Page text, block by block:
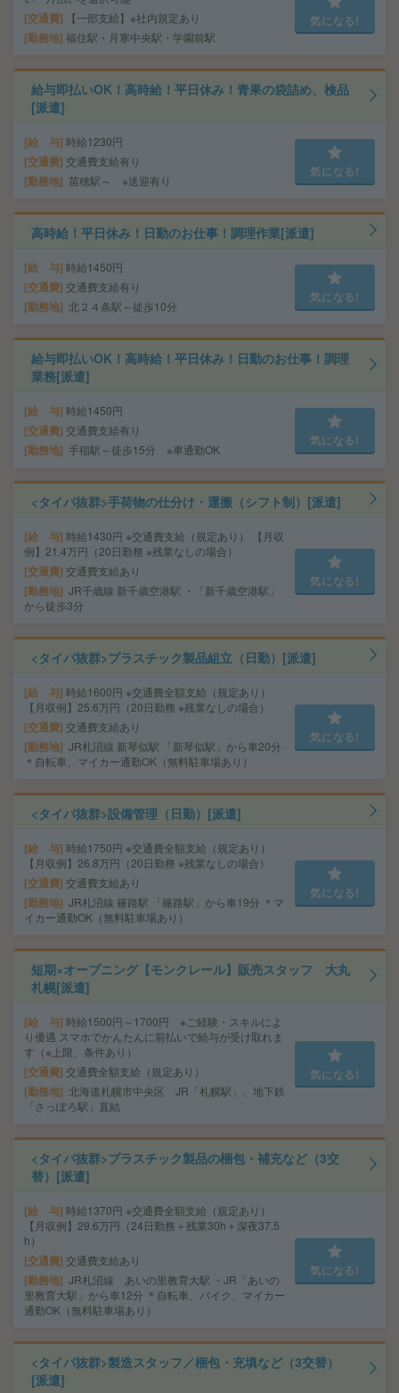
交通費 【一部支給】※社内規定あり
勤務地 福住駅・月寒中央駅・学園前駅
気になる!
給与即払いOK！高時給！平日休み！青果の袋詰め、検品
[派遣]
給 与 時給1230円
交通費 交通費支給有り
勤務地 苗穂駅～ ※送迎有り
気になる!
高時給！平日休み！日勤のお仕事！調理作業[派遣]
給 与 時給1450円
交通費 交通費支給有り
勤務地 北２４条駅～徒歩10分
気になる!
給与即払いOK！高時給！平日休み！日勤のお仕事！調理
業務[派遣]
給 与 時給1450円
交通費 交通費支給有り
勤務地 手稲駅～徒歩15分 ※車通勤OK
気になる!
<タイパ抜群>手荷物の仕分け・運搬（シフト制）[派遣]
給 与 時給1430円 ※交通費支給（規定あり） 【月収
例】21.4万円（20日勤務 ※残業なしの場合）
交通費 交通費支給あり
勤務地 JR千歳線 新千歳空港駅 ・「新千歳空港駅」
から徒歩3分
気になる!
<タイパ抜群>プラスチック製品組立（日勤）[派遣]
給 与 時給1600円 ※交通費全額支給（規定あり）
【月収例】25.6万円（20日勤務 ※残業なしの場合）
交通費 交通費支給あり
勤務地 JR札沼線 新琴似駅 「新琴似駅」から車20分
＊自転車、マイカー通勤OK（無料駐車場あり）
気になる!
<タイパ抜群>設備管理（日勤）[派遣]
給 与 時給1750円 ※交通費全額支給（規定あり）
【月収例】26.8万円（20日勤務 ※残業なしの場合）
交通費 交通費支給あり
勤務地 JR札沼線 篠路駅 「篠路駅」から車19分 ＊マ
イカー通勤OK（無料駐車場あり）
気になる!
短期×オープニング【モンクレール】販売スタッフ 大丸
札幌[派遣]
給 与 時給1500円～1700円 ※ご経験・スキルによ
り優遇 スマホでかんたんに前払いで給与が受け取れま
す（※上限、条件あり）
交通費 交通費全額支給（規定あり）
勤務地
北海道札幌市中央区 JR「札幌駅」、地下鉄
「さっぽろ駅」直結
気になる!
<タイパ抜群>プラスチック製品の梱包・補充など（3交
替）[派遣]
給 与 時給1370円 ※交通費全額支給（規定あり）
【月収例】29.6万円（24日勤務＋残業30h＋深夜37.5
h）
交通費 交通費支給あり
勤務地 JR札沼線 あいの里教育大駅 ・JR「あいの
里教育大駅」から車12分 ＊自転車、バイク、マイカー
通勤OK（無料駐車場あり）
気になる!
<タイパ抜群>製造スタッフ／梱包・充填など（3交替）
[派遣]